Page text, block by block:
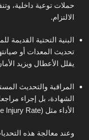
حملات توعية داخلية،
الالتزام.
البنية التحتية القديمة
تحديث المعدات أو
يقلل الأعطال ويزيد
المراقبة والتحديث
الشهادة، بل إجراء
الأداء مثل (Lost Time Injury Rate) ومعدلات الحوادث المسجلة.
وعند معالجة هذه